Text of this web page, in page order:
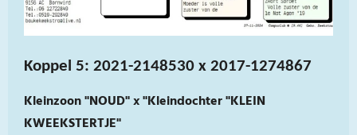
Koppel 5: 2021-2148530 x 2017-1274867
Kleinzoon "NOUD" x "Kleindochter "KLEIN
KWEEKSTERTJE"